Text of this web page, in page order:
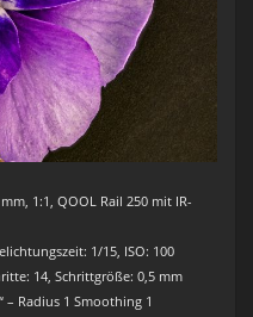
1:1, QOOL Rail 250 mit IR-
1/15, ISO: 100
14, Schrittgröße: 0,5 mm
– Radius 1 Smoothing 1